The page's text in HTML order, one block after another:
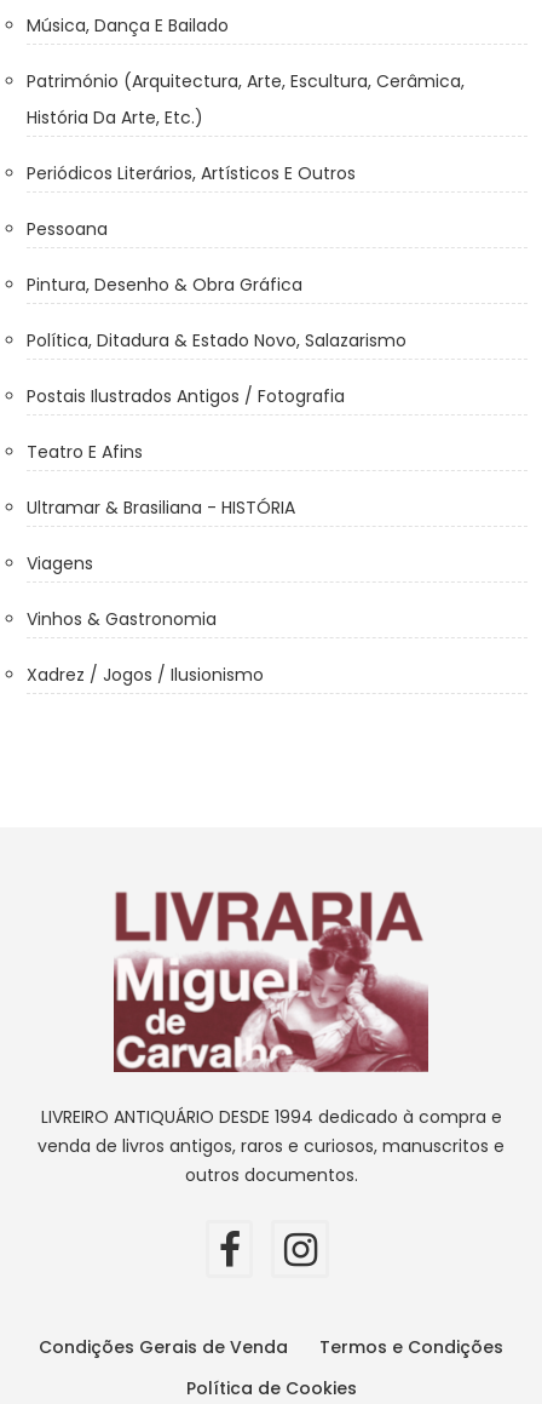
Música, Dança E Bailado
Património (Arquitectura, Arte, Escultura, Cerâmica,
História Da Arte, Etc.)
Periódicos Literários, Artísticos E Outros
Pessoana
Pintura, Desenho & Obra Gráfica
Política, Ditadura & Estado Novo, Salazarismo
Postais Ilustrados Antigos / Fotografia
Teatro E Afins
Ultramar & Brasiliana - HISTÓRIA
Viagens
Vinhos & Gastronomia
Xadrez / Jogos / Ilusionismo
LIVREIRO ANTIQUÁRIO DESDE 1994 dedicado à compra e
venda de livros antigos, raros e curiosos, manuscritos e
outros documentos.
Condições Gerais de Venda
Termos e Condições
Política de Cookies